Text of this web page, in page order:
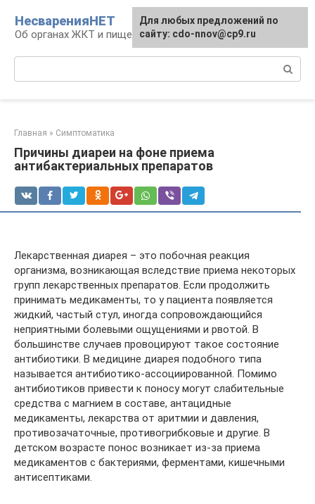
контенту
НесваренияНЕТ
Об органах ЖКТ и пищеварении
Главная » Симптоматика
Причины диареи на фоне приема
антибактериальных препаратов
Лекарственная диарея – это побочная реакция
организма, возникающая вследствие приема некоторых
групп лекарственных препаратов. Если продолжить
принимать медикаменты, то у пациента появляется
жидкий, частый стул, иногда сопровождающийся
неприятными болевыми ощущениями и рвотой. В
большинстве случаев провоцируют такое состояние
антибиотики. В медицине диарея подобного типа
называется антибиотико-ассоциированной. Помимо
антибиотиков привести к поносу могут слабительные
средства с магнием в составе, антацидные
медикаменты, лекарства от аритмии и давления,
противозачаточные, противогрибковые и другие. В
детском возрасте понос возникает из-за приема
медикаментов с бактериями, ферментами, кишечными
антисептиками.
Для любых предложений по
сайту: cdo-nnov@cp9.ru